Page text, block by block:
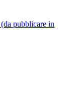
pubblicare in